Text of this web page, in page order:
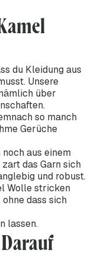
du Kleidung aus
Unsere
über
so manch
Gerüche
aus einem
das Garn sich
und robust.
Wolle stricken
dass sich
lassen.